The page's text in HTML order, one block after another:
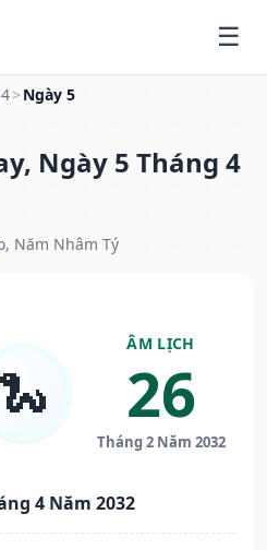
> Ngày 5
Ngày 5 Tháng 4
Năm Nhâm Tý
🐍
ÂM LỊCH
26
Tháng 2 Năm 2032
4 Năm 2032